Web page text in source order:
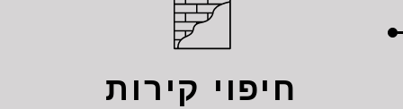
חיפוי קירות